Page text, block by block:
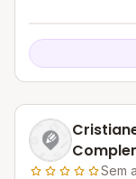
Sem